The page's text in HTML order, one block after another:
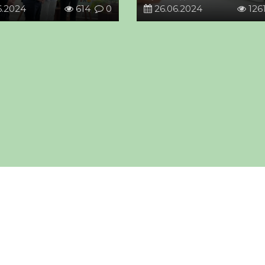
614 0
26.06.2024
1261